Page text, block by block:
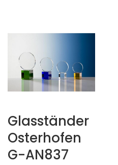
Glasständer
Osterhofen
G-AN837